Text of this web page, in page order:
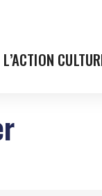
L’ACTION